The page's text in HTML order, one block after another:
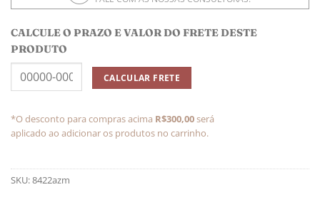
CALCULE O PRAZO E VALOR DO FRETE DESTE
PRODUTO
*O desconto para compras acima R$300,00será
aplicado ao adicionar os produtos no carrinho.
SKU:8422azm